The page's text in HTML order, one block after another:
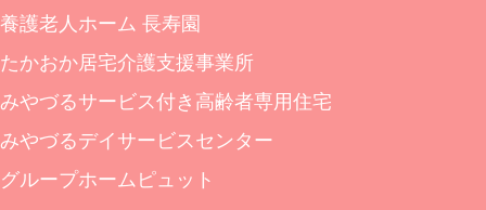
養護老人ホーム 長寿園
たかおか居宅介護支援事業所
みやづるサービス付き高齢者専用住宅
みやづるデイサービスセンター
グループホームピュット